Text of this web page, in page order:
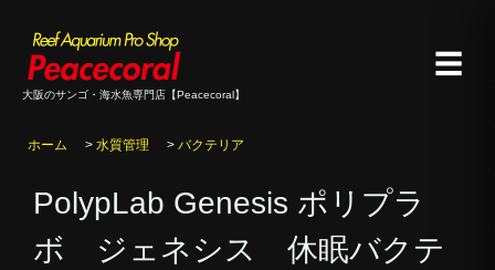
大阪のサンゴ・海水魚専門店【Peacecoral】
☰
ホーム > 水質管理 > バクテリア
PolypLab Genesis ポリプラ
ボ ジェネシス 休眠バクテ